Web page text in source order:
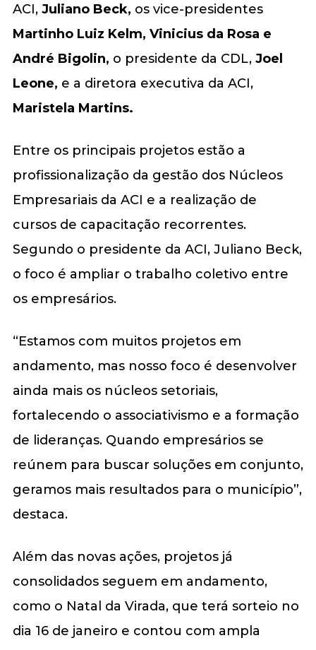
ACI, Juliano Beck, os vice-presidentes
Martinho Luiz Kelm, Vinicius da Rosa e
André Bigolin, o presidente da CDL, Joel
Leone, e a diretora executiva da ACI,
Maristela Martins.
Entre os principais projetos estão a
profissionalização da gestão dos Núcleos
Empresariais da ACI e a realização de
cursos de capacitação recorrentes.
Segundo o presidente da ACI, Juliano Beck,
o foco é ampliar o trabalho coletivo entre
os empresários.
“Estamos com muitos projetos em
andamento, mas nosso foco é desenvolver
ainda mais os núcleos setoriais,
fortalecendo o associativismo e a formação
de lideranças. Quando empresários se
reúnem para buscar soluções em conjunto,
geramos mais resultados para o município”,
destaca.
Além das novas ações, projetos já
consolidados seguem em andamento,
como o Natal da Virada, que terá sorteio no
dia 16 de janeiro e contou com ampla